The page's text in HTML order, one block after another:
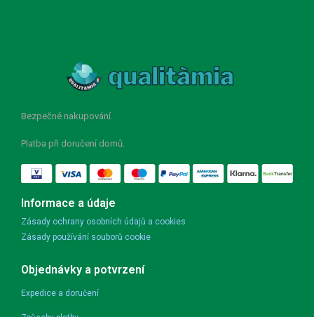
Bezpečné nakupování.
Platba při doručení domů.
Informace a údaje
Zásady ochrany osobních údajů a cookies
Zásady používání souborů cookie
Objednávky a potvrzení
Expedice a doručení